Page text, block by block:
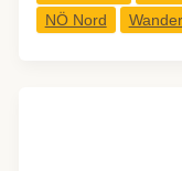
umNÖ Nord